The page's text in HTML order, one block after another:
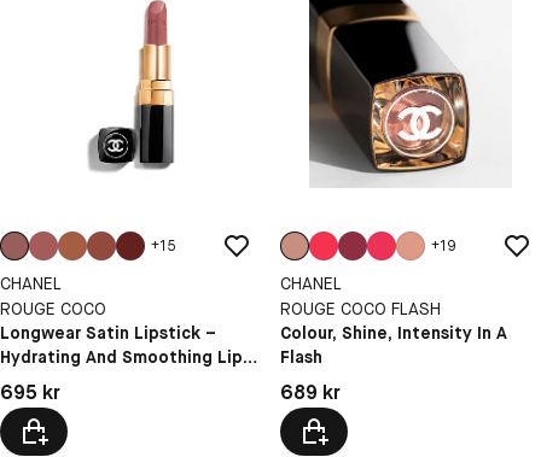
+15
CHANEL
ROUGE COCO
Longwear Satin Lipstick –
Hydrating And Smoothing Lip
Care
Pris: 695 kr
695 kr
+19
CHANEL
ROUGE COCO FLASH
Colour, Shine, Intensity In A
Flash
Pris: 689 kr
689 kr